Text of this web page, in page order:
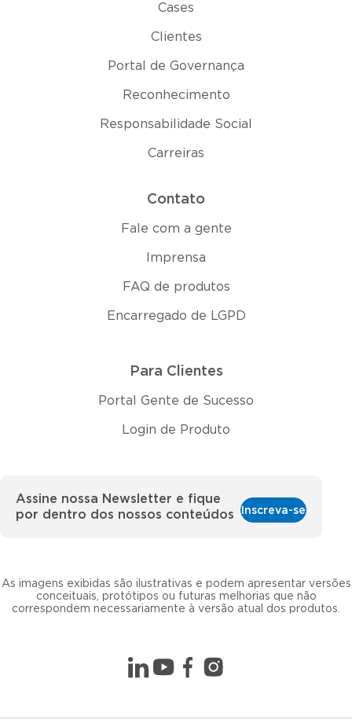
Cases
Clientes
Portal de Governança
Reconhecimento
Responsabilidade Social
Carreiras
Contato
Fale com a gente
Imprensa
FAQ de produtos
Encarregado de LGPD
Para Clientes
Portal Gente de Sucesso
Login de Produto
As imagens exibidas são ilustrativas e podem apresentar versões
conceituais, protótipos ou futuras melhorias que não
correspondem necessariamente à versão atual dos produtos.
Assine nossa Newsletter e fique
por dentro dos nossos conteúdos
Inscreva-se